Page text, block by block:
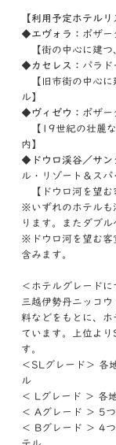
【利用予定ホテルリ
◆エヴォラ： ポザー
【街の中心に建つ
◆カセレス： パラド
【旧市街の中心に
ル】
◆ヴィゼウ： ポザー
【19世紀の壮麗な
内】
◆ドウロ渓谷／サン
ル・リゾート＆スパ
【ドウロ河を望む
※いずれのホテルも
ります。またダブル
※ドウロ河を望む客
含みます。
＜ホテルグレードに
三越伊勢丹ニッコ
料などをもとに、
ています。上位よ
す。
＜SLグレード＞ 各
ル
＜ Lグレード ＞ 各
＜ Aグレード ＞ 5
＜ Bグレード ＞ 4